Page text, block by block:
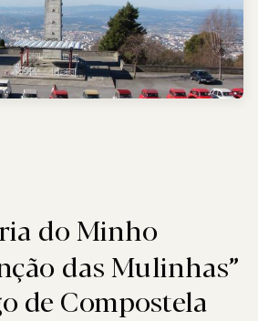
do Minho
das Mulinhas”
de Compostela